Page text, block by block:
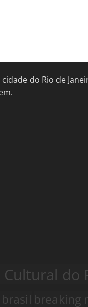
do Rio de
do
breaking